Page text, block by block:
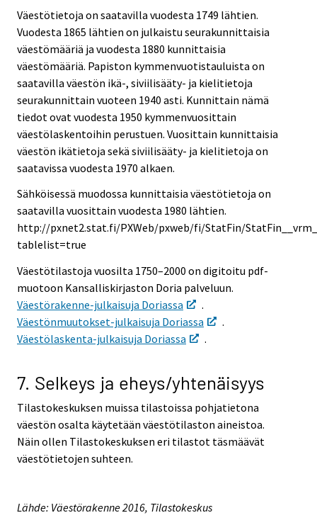
Väestötietoja on saatavilla vuodesta 1749 lähtien.
Vuodesta 1865 lähtien on julkaistu seurakunnittaisia
väestömääriä ja vuodesta 1880 kunnittaisia
väestömääriä. Papiston kymmenvuotistauluista on
saatavilla väestön ikä-, siviilisääty- ja kielitietoja
seurakunnittain vuoteen 1940 asti. Kunnittain nämä
tiedot ovat vuodesta 1950 kymmenvuosittain
väestölaskentoihin perustuen. Vuosittain kunnittaisia
väestön ikätietoja sekä siviilisääty- ja kielitietoja on
saatavissa vuodesta 1970 alkaen.
Sähköisessä muodossa kunnittaisia väestötietoja on
saatavilla vuosittain vuodesta 1980 lähtien.
http://pxnet2.stat.fi/PXWeb/pxweb/fi/StatFin/
tablelist=true
Väestötilastoja vuosilta 1750–2000 on digitoitu pdf-
muotoon Kansalliskirjaston Doria palveluun.
Väestörakenne-julkaisuja Doriassa
.
Väestönmuutokset-julkaisuja Doriassa
.
Väestölaskenta-julkaisuja Doriassa
.
7. Selkeys ja eheys/yhtenäisyys
Tilastokeskuksen muissa tilastoissa pohjatietona
väestön osalta käytetään väestötilaston aineistoa.
Näin ollen Tilastokeskuksen eri tilastot täsmäävät
väestötietojen suhteen.
Lähde: Väestörakenne 2016, Tilastokeskus